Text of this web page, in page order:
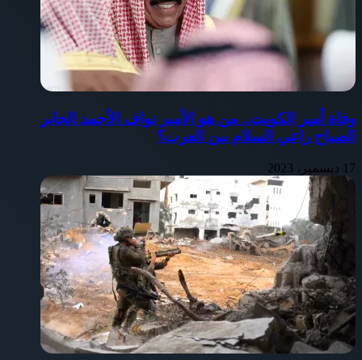
وفاة أمير الكويت.. من هو الأمير نواف الأحمد الجابر
الصباح راعي السلام بين العرب؟
17 ديسمبر، 2023